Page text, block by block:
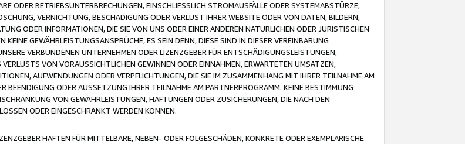
ODER BETRIEBSUNTERBRECHUNGEN, EINSCHLIESSLICH STROMAUSFÄLLE ODER SYSTEMABSTÜRZE;
VERNICHTUNG, BESCHÄDIGUNG ODER VERLUST IHRER WEBSITE ODER VON DATEN, BILDERN,
ODER INFORMATIONEN, DIE SIE VON UNS ODER EINER ANDEREN NATÜRLICHEN ODER JURISTISCHEN
GEWÄHRLEISTUNGSANSPRÜCHE, ES SEIN DENN, DIESE SIND IN DIESER VEREINBARUNG
VERBUNDENEN UNTERNEHMEN ODER LIZENZGEBER FÜR ENTSCHÄDIGUNGSLEISTUNGEN,
VON VORAUSSICHTLICHEN GEWINNEN ODER EINNAHMEN, ERWARTETEN UMSÄTZEN,
AUFWENDUNGEN ODER VERPFLICHTUNGEN, DIE SIE IM ZUSAMMENHANG MIT IHRER TEILNAHME AM
BEENDIGUNG ODER AUSSETZUNG IHRER TEILNAHME AM PARTNERPROGRAMM. KEINE BESTIMMUNG
VON GEWÄHRLEISTUNGEN, HAFTUNGEN ODER ZUSICHERUNGEN, DIE NACH DEN
ODER EINGESCHRÄNKT WERDEN KÖNNEN.
HAFTEN FÜR MITTELBARE, NEBEN- ODER FOLGESCHÄDEN, KONKRETE ODER EXEMPLARISCHE